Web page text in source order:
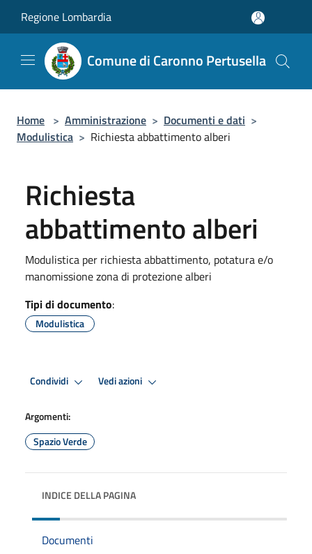
Regione Lombardia
Comune di Caronno Pertusella
Home > Amministrazione > Documenti e dati >
Modulistica > Richiesta abbattimento alberi
Richiesta
abbattimento alberi
Modulistica per richiesta abbattimento, potatura e/o
manomissione zona di protezione alberi
Tipi di documento:
Modulistica
Condividi Vedi azioni
Argomenti:
Spazio Verde
INDICE DELLA PAGINA
Documenti